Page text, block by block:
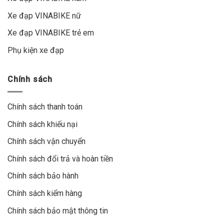
Xe đạp VINABIKE nữ
Xe đạp VINABIKE trẻ em
Phụ kiện xe đạp
Chính sách
Chính sách thanh toán
Chính sách khiếu nại
Chính sách vận chuyển
Chính sách đổi trả và hoàn tiền
Chính sách bảo hành
Chính sách kiểm hàng
Chính sách bảo mật thông tin